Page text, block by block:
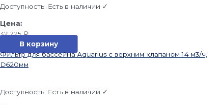
Доступность: Есть в наличии ✓
32 725₽
В корзину
Фильтр для бассейна Aquarius с верхним клапаном 14 м3/ч,
D620мм
Доступность: Есть в наличии ✓